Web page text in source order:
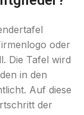
oder
Die Tafel wird
in den
Auf diese
der